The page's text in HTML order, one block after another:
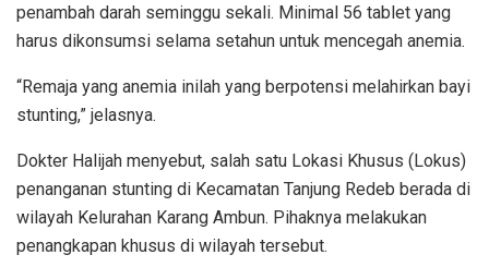
penambah darah seminggu sekali. Minimal 56 tablet yang
harus dikonsumsi selama setahun untuk mencegah anemia.
“Remaja yang anemia inilah yang berpotensi melahirkan bayi
stunting,” jelasnya.
Dokter Halijah menyebut, salah satu Lokasi Khusus (Lokus)
penanganan stunting di Kecamatan Tanjung Redeb berada di
wilayah Kelurahan Karang Ambun. Pihaknya melakukan
penangkapan khusus di wilayah tersebut.